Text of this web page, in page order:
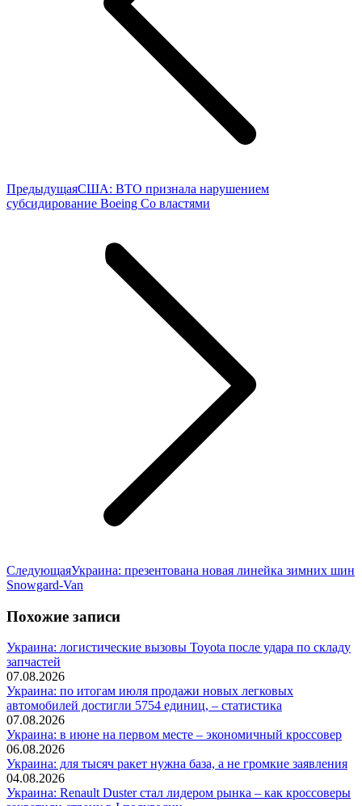
ПредыдущаяПредыдущая
запись:
США: ВТО признала нарушением
субсидирование Boeing Co властями
СледующаяСледующая
запись:
Украина: презентована новая линейка зимних шин
Snowgard-Van
Похожие записи
Украина: логистические вызовы Toyota после удара по складу
запчастей
07.08.2026
Украина: по итогам июля продажи новых легковых
автомобилей достигли 5754 единиц, – статистика
07.08.2026
Украина: в июне на первом месте – экономичный кроссовер
06.08.2026
Украина: для тысяч ракет нужна база, а не громкие заявления
04.08.2026
Украина: Renault Duster стал лидером рынка – как кроссоверы